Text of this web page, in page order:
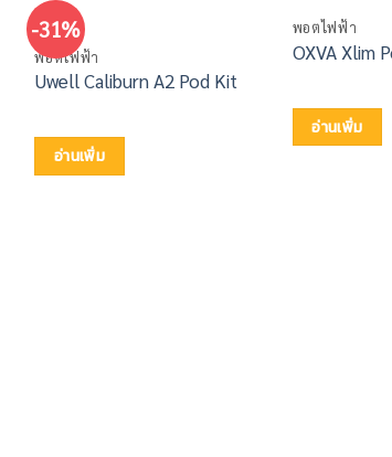
-31%
พอตไฟฟ้า
Uwell Caliburn A2 Pod Kit
อ่านเพิ่ม
สินค้
พอตไฟฟ้า
OXVA Xlim
อ่านเพิ่ม